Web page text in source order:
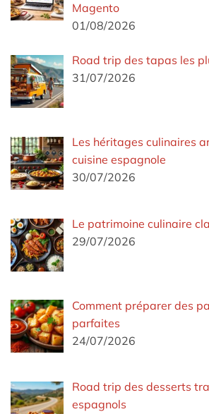
Magento
01/08/2026
Road trip des tapas les
31/07/2026
Les héritages culinaires
cuisine espagnole
30/07/2026
Le patrimoine culinaire
29/07/2026
Comment préparer des
parfaites
24/07/2026
Road trip des desserts
espagnols